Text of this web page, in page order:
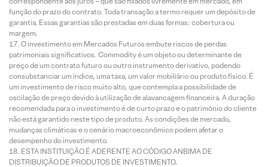
função do prazo do contrato. Toda transação a termo requer um depósito de
garantia. Essas garantias são prestadas em duas formas: cobertura ou
margem.
O investimento em Mercados Futuros embute riscos de perdas
patrimoniais significativos. Commodity é um objeto ou determinante de
preço de um contrato futuro ou outro instrumento derivativo, podendo
consubstanciar um índice, uma taxa, um valor mobiliário ou produto físico. É
um investimento de risco muito alto, que contempla a possibilidade de
oscilação de preço devido à utilização de alavancagem financeira. A duração
recomendada para o investimento é de curto prazo e o patrimônio do cliente
não está garantido neste tipo de produto. As condições de mercado,
mudanças climáticas e o cenário macroeconômico podem afetar o
desempenho do investimento.
ESTA INSTITUIÇÃO É ADERENTE AO CÓDIGO ANBIMA DE
DISTRIBUIÇÃO DE PRODUTOS DE INVESTIMENTO.